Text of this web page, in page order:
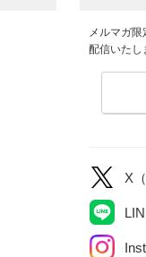
メルマガ
配信いたし
X